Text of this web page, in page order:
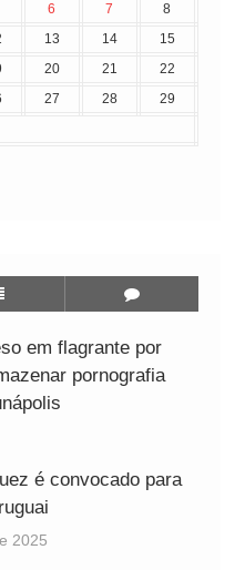
6 7
8
13 14
15
20 21
22
27 28
29
em flagrante por
pornografia
é convocado para
2025